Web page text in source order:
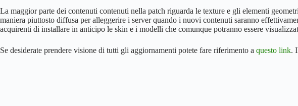
La maggior parte dei contenuti contenuti nella patch riguarda le texture e gli elementi
maniera piuttosto diffusa per alleggerire i server quando i nuovi contenuti saranno
acquirenti di installare in anticipo le skin e i modelli che comunque potranno essere
Se desiderate prendere visione di tutti gli aggiornamenti potete fare riferimento a questo link.